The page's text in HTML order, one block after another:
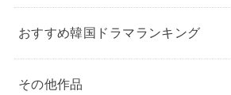
おすすめ韓国ドラマランキング
その他作品